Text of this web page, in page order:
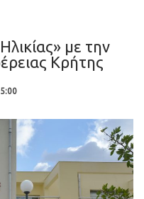
με την
Κρήτης